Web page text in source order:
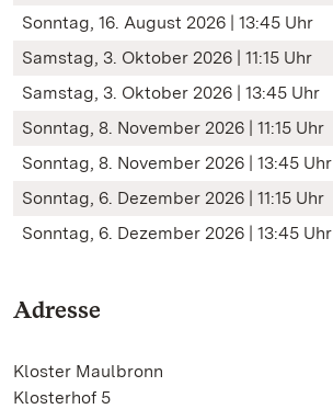
Sonntag, 16. August 2026 | 13:45 Uhr
Samstag, 3. Oktober 2026 | 11:15 Uhr
Samstag, 3. Oktober 2026 | 13:45 Uhr
Sonntag, 8. November 2026 | 11:15 Uhr
Sonntag, 8. November 2026 | 13:45 Uhr
Sonntag, 6. Dezember 2026 | 11:15 Uhr
Sonntag, 6. Dezember 2026 | 13:45 Uhr
Adresse
Kloster Maulbronn
Klosterhof 5